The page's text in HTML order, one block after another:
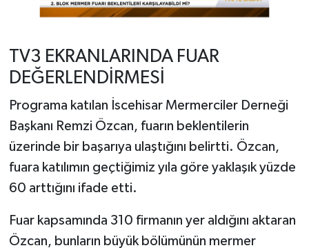
TV3 EKRANLARINDA FUAR
DEĞERLENDİRMESİ
Programa katılan İscehisar Mermerciler Derneği
Başkanı Remzi Özcan, fuarın beklentilerin
üzerinde bir başarıya ulaştığını belirtti. Özcan,
fuara katılımın geçtiğimiz yıla göre yaklaşık yüzde
60 arttığını ifade etti.
Fuar kapsamında 310 firmanın yer aldığını aktaran
Özcan, bunların büyük bölümünün mermer